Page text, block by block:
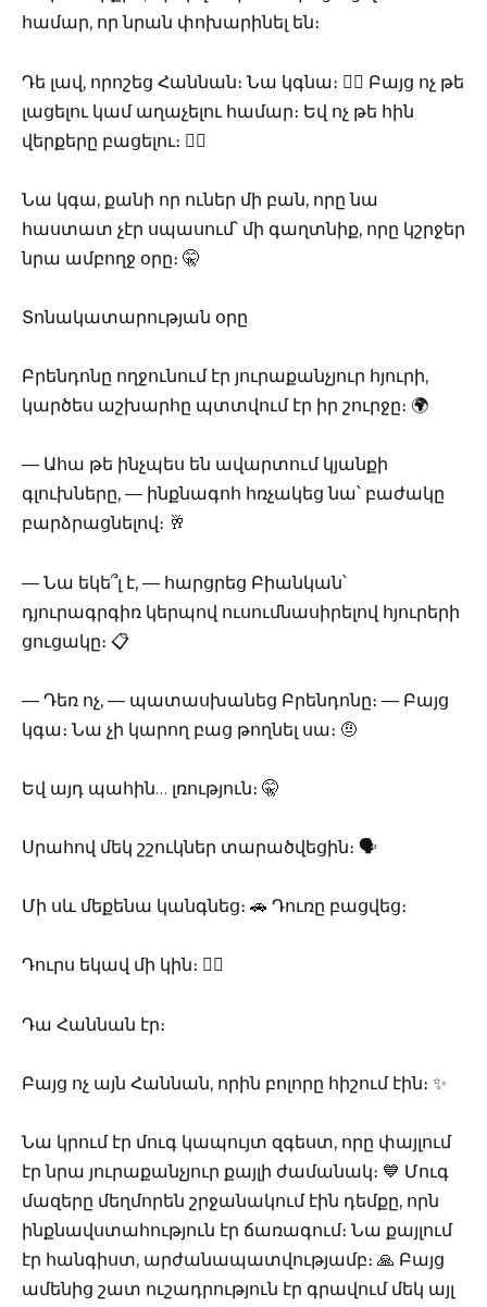
համար, որ նրան փոխարինել են։
Դե լավ, որոշեց Հաննան։ Նա կգնա։ 🚶‍♀️ Բայց ոչ թե
լացելու կամ աղաչելու համար։ Եվ ոչ թե հին
վերքերը բացելու։ 🙅‍♀️
Նա կգա, քանի որ ուներ մի բան, որը նա
հաստատ չէր սպասում՝ մի գաղտնիք, որը կշրջեր
նրա ամբողջ օրը։ 🤫
Տոնակատարության օրը
Բրենդոնը ողջունում էր յուրաքանչյուր հյուրի,
կարծես աշխարհը պտտվում էր իր շուրջը։ 🌍
— Ահա թե ինչպես են ավարտում կյանքի
գլուխները, — ինքնագոհ հռչակեց նա՝ բաժակը
բարձրացնելով։ 🥂
— Նա եկե՞լ է, — հարցրեց Բիանկան՝
դյուրագրգիռ կերպով ուսումնասիրելով հյուրերի
ցուցակը։ 📋
— Դեռ ոչ, — պատասխանեց Բրենդոնը։ — Բայց
կգա։ Նա չի կարող բաց թողնել սա։ 🤨
Եվ այդ պահին… լռություն։ 🤫
Սրահով մեկ շշուկներ տարածվեցին։ 🗣️
Մի սև մեքենա կանգնեց։ 🚗 Դուռը բացվեց։
Դուրս եկավ մի կին։ 🚶‍♀️
Դա Հաննան էր։
Բայց ոչ այն Հաննան, որին բոլորը հիշում էին։ ✨
Նա կրում էր մուգ կապույտ զգեստ, որը փայլում
էր նրա յուրաքանչյուր քայլի ժամանակ։ 💙 Մուգ
մազերը մեղմորեն շրջանակում էին դեմքը, որն
ինքնավստահություն էր ճառագում։ Նա քայլում
էր հանգիստ, արժանապատվությամբ։ 🙏 Բայց
ամենից շատ ուշադրություն էր գրավում մեկ այլ